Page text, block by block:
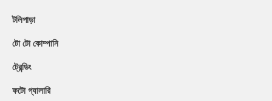
টলিপাড়া
টো টো কোম্পানি
ট্রেন্ডিং
ফটো গ্যালারি